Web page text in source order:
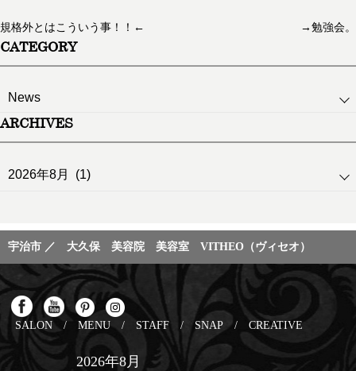
規格外とはこういう事！！← →勉強会。
CATEGORY
ARCHIVES
宇治市 ／ 大久保 美容院 美容室 VITHEO（ヴィセオ）
SALON / MENU / STAFF / SNAP / CREATIVE
2026年8月